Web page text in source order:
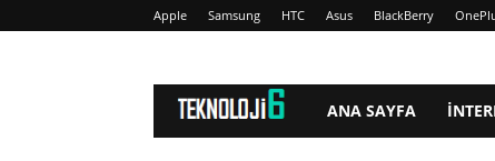
Apple Samsung HTC Asus BlackBerry
www.Teknoloji6.com
ANA SAYFA